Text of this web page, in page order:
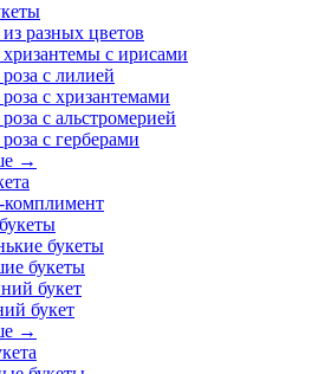
разных цветов
хризантемы с ирисами
с лилией
с хризантемами
с альстромерией
с герберами
→
комплимент
букеты
букеты
букет
букет
→